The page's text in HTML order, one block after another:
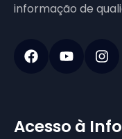
informação de
Acesso à